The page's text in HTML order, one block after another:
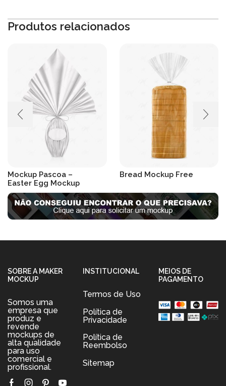
Produtos relacionados
Mockup Pascoa –
Easter Egg Mockup
R$19.90
Bread Mockup Free
SOBRE A MAKER
MOCKUP
Somos uma
empresa que
produz e
revende
mockups de
alta qualidade
para uso
comercial e
profissional.
INSTITUCIONAL
Termos de Uso
Política de
Privacidade
Política de
Reembolso
Sitemap
MEIOS DE
PAGAMENTO